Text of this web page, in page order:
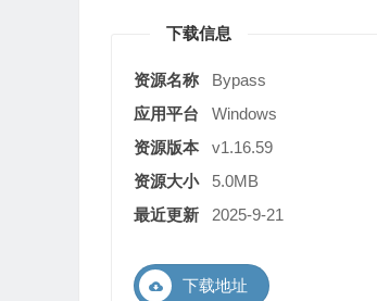
下载信息
资源名称
Bypass
应用平台
Windows
资源版本
v1.16.59
资源大小
5.0MB
最近更新
2025-9-21
下载地址